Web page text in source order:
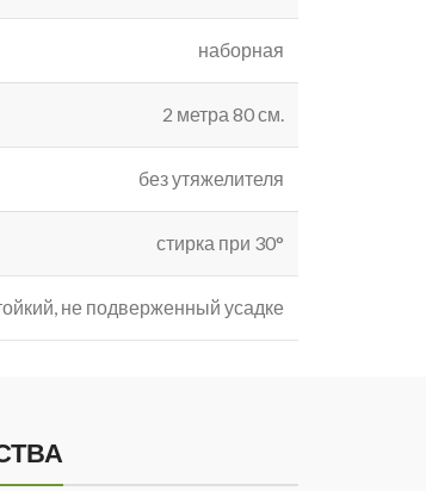
наборная
2 метра 80 см.
без утяжелителя
стирка при 30°
не подверженный усадке